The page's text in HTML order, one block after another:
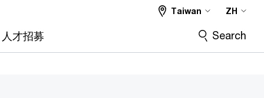
人才招募
Taiwan ZH
Search